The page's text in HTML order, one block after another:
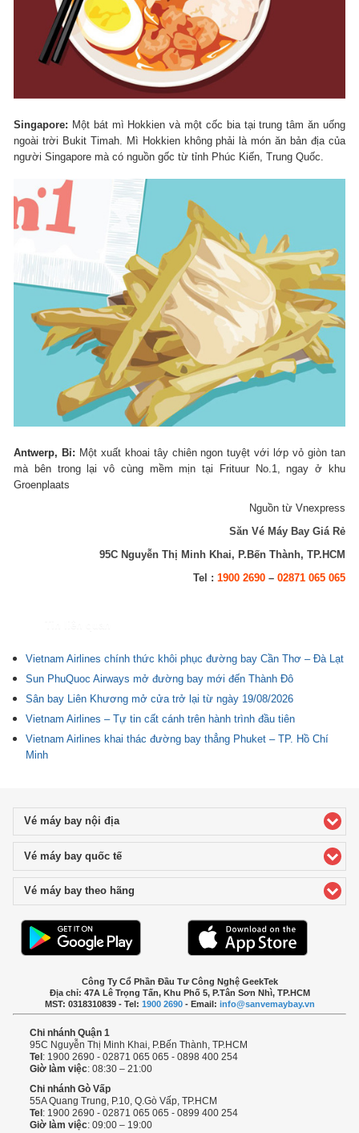
Singapore: Một bát mì Hokkien và một cốc bia tại trung tâm ăn uống
ngoài trời Bukit Timah. Mì Hokkien không phải là món ăn bản địa của
người Singapore mà có nguồn gốc từ tỉnh Phúc Kiến, Trung Quốc.
Antwerp, Bỉ: Một xuất khoai tây chiên ngon tuyệt với lớp vỏ giòn tan
mà bên trong lại vô cùng mềm mịn tại Frituur No.1, ngay ở khu
Groenplaats
Nguồn từ Vnexpress
Săn Vé Máy Bay Giá Rẻ
95C Nguyễn Thị Minh Khai, P.Bến Thành, TP.HCM
Tel : 1900 2690– 02871 065 065
Vietnam Airlines chính thức khôi phục đường bay Cần Thơ – Đà Lạt
Sun PhuQuoc Airways mở đường bay mới đến Thành Đô
Sân bay Liên Khương mở cửa trở lại từ ngày 19/08/2026
Vietnam Airlines – Tự tin cất cánh trên hành trình đầu tiên
Vietnam Airlines khai thác đường bay thẳng Phuket – TP. Hồ Chí
Minh
Vé máy bay nội địaclick to expand contents
Vé máy bay quốc tếclick to expand contents
Vé máy bay theo hãng
Công Ty Cổ Phần Đầu Tư Công Nghệ GeekTek
Địa chỉ: 47A Lê Trọng Tấn, Khu Phố 5, P.Tân Sơn Nhì, TP.HCM
MST: 0318310839 - Tel: 1900 2690- Email: info@sanvemaybay.vn
Chi nhánh Quận 1
95C Nguyễn Thị Minh Khai, P.Bến Thành, TP.HCM
Tel: 1900 2690 - 02871 065 065 - 0898 400 254
Giờ làm việc: 08:30 – 21:00
Chi nhánh Gò Vấp
55A Quang Trung, P.10, Q.Gò Vấp, TP.HCM
Tel: 1900 2690 - 02871 065 065 - 0899 400 254
Giờ làm việc: 09:00 – 19:00